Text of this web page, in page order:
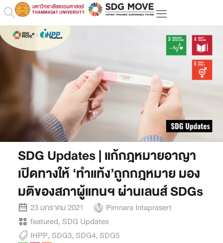
SDG Updates | แก้กฎหมายอาญา
เปิดทางให้ ‘ทำแท้ง’ถูกกฎหมาย มอง
มติของสภาผู้แทนฯ ผ่านเลนส์ SDGs
23 มกราคม 2021
Pimnara Intaprasert
featured, SDG Updates
IHPP, SDG3, SDG4, SDG5